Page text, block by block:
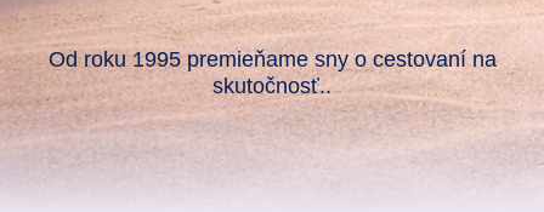
Od roku 1995 premieňame sny o cestovaní na
skutočnosť..